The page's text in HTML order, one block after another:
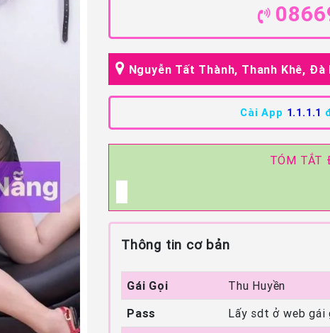
Nguyễn Tất Thành, Thanh Khê, Đà
Cài App 1.1.1.1
TÓM TẮT
Thông tin cơ bản
Gái Gọi
Thu Huyền
Pass
Lấy sdt ở web gái